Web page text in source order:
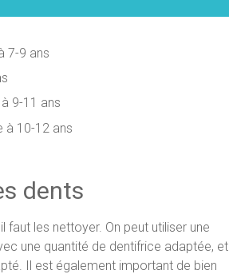
7-9 ans
9-11 ans
à 10-12 ans
dents
faut les nettoyer. On peut utiliser une
une quantité de dentifrice adaptée, et
Il est également important de bien